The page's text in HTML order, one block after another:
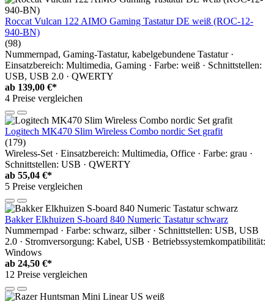
Roccat Vulcan 122 AIMO Gaming Tastatur DE weiß (ROC-12-
940-BN)
(98)
Nummernpad, Gaming-Tastatur, kabelgebundene Tastatur ·
Einsatzbereich: Multimedia, Gaming · Farbe: weiß · Schnittstellen:
USB, USB 2.0 · QWERTY
ab 139,00 €*
4 Preise vergleichen
Logitech MK470 Slim Wireless Combo nordic Set grafit
(179)
Wireless-Set · Einsatzbereich: Multimedia, Office · Farbe: grau ·
Schnittstellen: USB · QWERTY
ab 55,04 €*
5 Preise vergleichen
Bakker Elkhuizen S-board 840 Numeric Tastatur schwarz
Nummernpad · Farbe: schwarz, silber · Schnittstellen: USB, USB
2.0 · Stromversorgung: Kabel, USB · Betriebssystemkompatibilität:
Windows
ab 24,50 €*
12 Preise vergleichen